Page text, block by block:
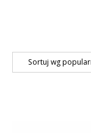
Sortuj wg